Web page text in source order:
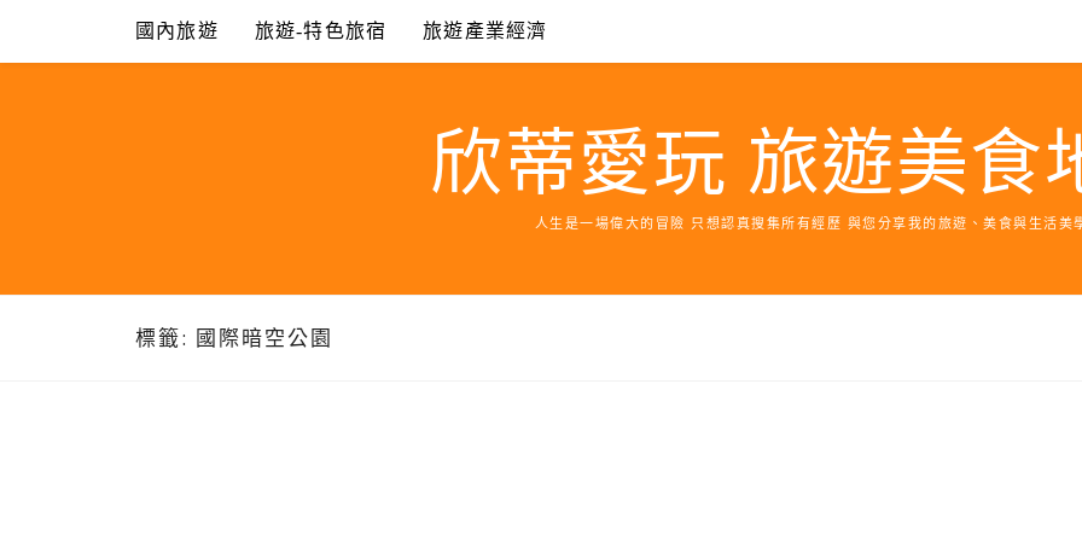
content
國內旅遊 旅遊-特色旅宿 旅遊產業經濟
欣蒂愛玩 旅遊美食
人生是一場偉大的冒險 只想認真搜集所有經歷 與您分享我的旅遊、美食與生活美
標籤: 國際暗空公園